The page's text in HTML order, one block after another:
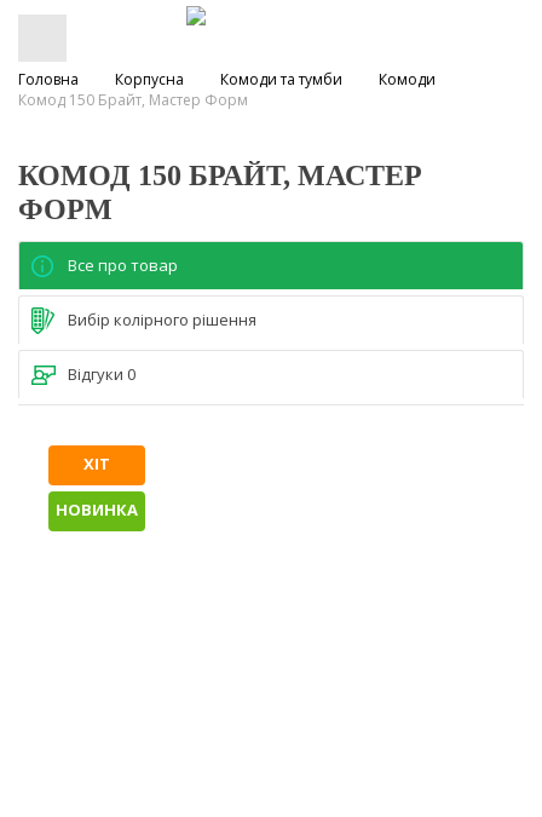
Головна Корпусна Комоди та тумби
Комоди
Комод 150 Брайт, Мастер Форм
КОМОД 150 БРАЙТ, МАСТЕР
ФОРМ
Все про товар
Вибір колірного рішення
Відгуки 0
ХІТ
НОВИНКА